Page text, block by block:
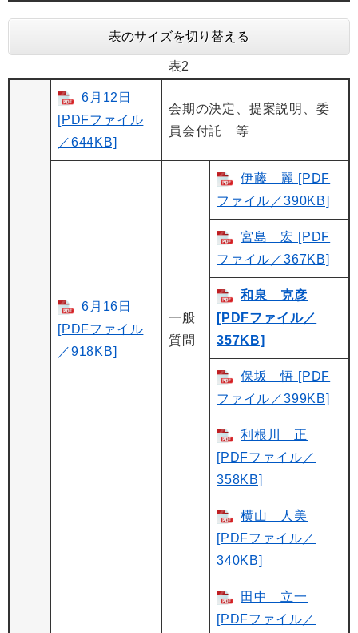
表のサイズを切り替える
表2
6月12日
[PDFファイル
／644KB]
会期の決定、提案説明、委
員会付託 等
6月16日
[PDFファイル
／918KB]
一般
質問
伊藤 麗 [PDF
ファイル／390KB]
宮島 宏 [PDF
ファイル／367KB]
和泉 克彦
[PDFファイル／
357KB]
保坂 悟 [PDF
ファイル／399KB]
利根川 正
[PDFファイル／
358KB]
横山 人美
[PDFファイル／
340KB]
田中 立一
[PDFファイル／